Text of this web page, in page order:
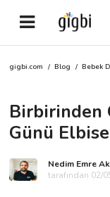
Anasayfa
Giriş Yap
Kategoriler
gigbi.com / Blog / Bebek
Birbirinden
Günü
Nedim Emre
tarafından 02/